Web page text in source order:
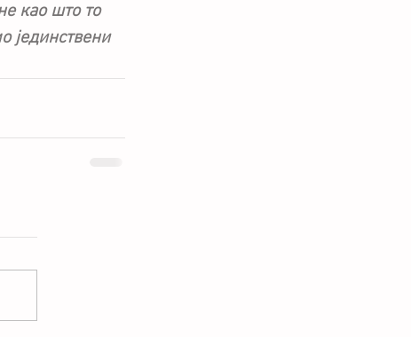
као што то
јединствени